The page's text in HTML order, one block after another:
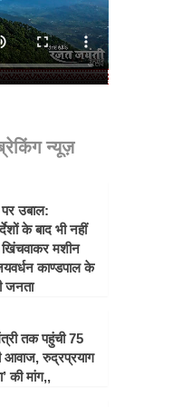
न्यूज़
उबाल:
के बाद भी नहीं
मशीन
काण्डपाल के
जनता
तक पहुंची 75
आवाज, रुद्रप्रयाग
की मांग,,